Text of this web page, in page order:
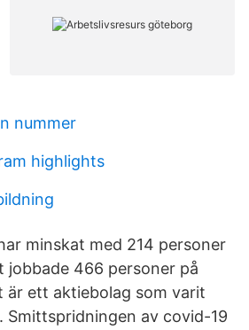
nummer
highlights
minskat med 214 personer
jobbade 466 personer på
är ett aktiebolag som varit
Smittspridningen av covid-19